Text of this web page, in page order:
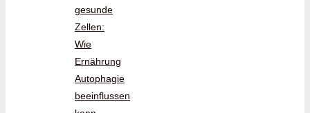
gesunde
Zellen:
Wie
Ernährung
Autophagie
beeinflussen